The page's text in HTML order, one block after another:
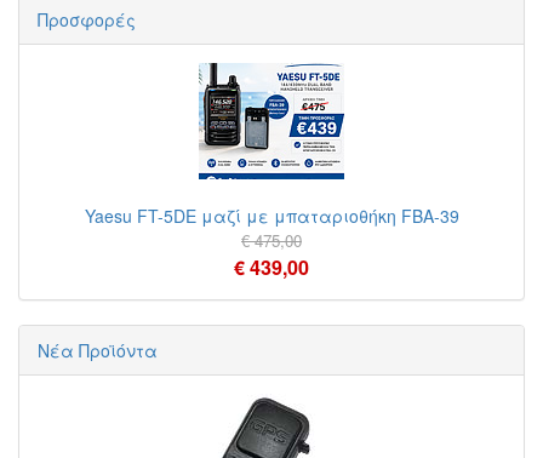
Προσφορές
Yaesu FT-5DE μαζί με μπαταριοθήκη FBA-39
€ 475,00
€ 439,00
Νέα Προϊόντα